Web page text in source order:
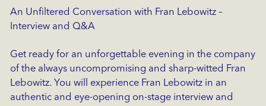
An Unfiltered Conversation with Fran Lebowitz –
Interview and Q&A
Get ready for an unforgettable evening in the company
of the always uncompromising and sharp-witted Fran
Lebowitz. You will experience Fran Lebowitz in an
authentic and eye-opening on-stage interview and